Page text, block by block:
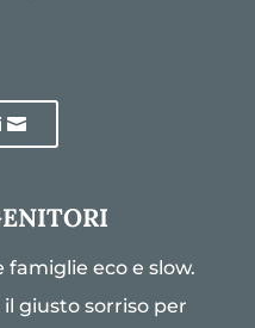
eco e slow.
giusto sorriso per